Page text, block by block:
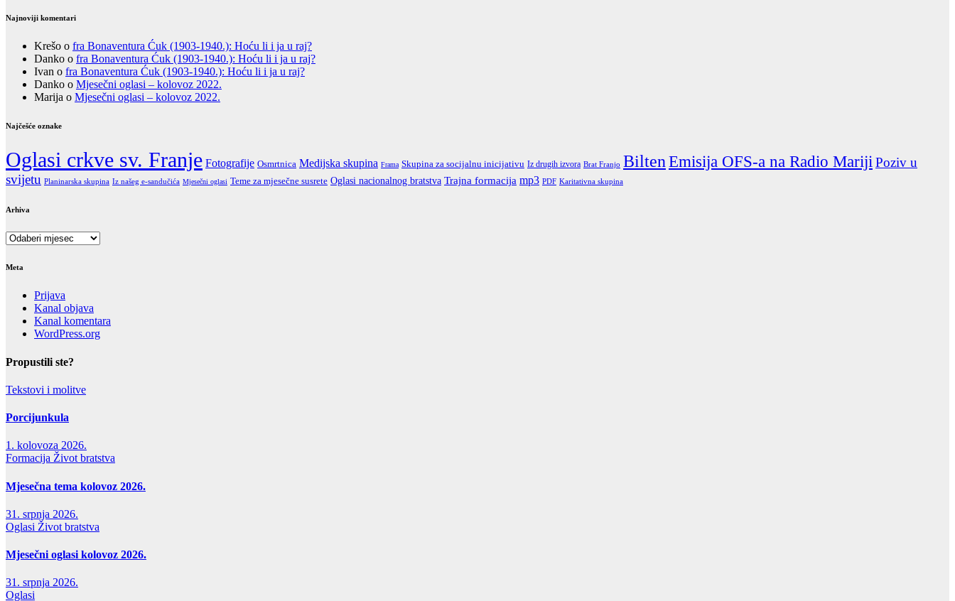
Najnoviji komentari
Krešo o fra Bonaventura Ćuk (1903-1940.): Hoću li i ja u raj?
Danko o fra Bonaventura Ćuk (1903-1940.): Hoću li i ja u raj?
Ivan o fra Bonaventura Ćuk (1903-1940.): Hoću li i ja u raj?
Danko o Mjesečni oglasi – kolovoz 2022.
Marija o Mjesečni oglasi – kolovoz 2022.
Najčešće oznake
Oglasi crkve sv. Franje Fotografije Osmrtnica Medijska skupina Frama Skupina za socijalnu inicijativu Iz drugih izvora Brat Franjo BiltenEmisija OFS-a na Radio MarijiPoziv u
svijetu Planinarska skupina Iz našeg e-sandučića Mjesečni oglasi Teme za mjesečne susrete Oglasi nacionalnog bratstva Trajna formacija mp3 PDF Karitativna skupina
Arhiva
Arhiva
Meta
Prijava
Kanal objava
Kanal komentara
WordPress.org
Propustili ste?
Tekstovi i molitve
Porcijunkula
1. kolovoza 2026.
Formacija Život bratstva
Mjesečna tema kolovoz 2026.
31. srpnja 2026.
Oglasi Život bratstva
Mjesečni oglasi kolovoz 2026.
31. srpnja 2026.
Oglasi